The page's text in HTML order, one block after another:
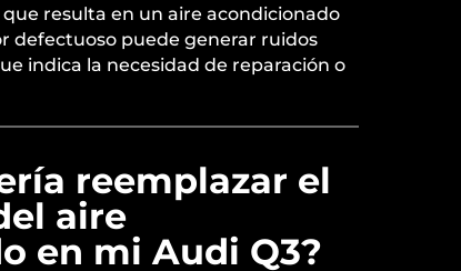
resulta en un aire acondicionado
defectuoso puede generar ruidos
indica la necesidad de reparación o
reemplazar el
aire
en mi Audi Q3?